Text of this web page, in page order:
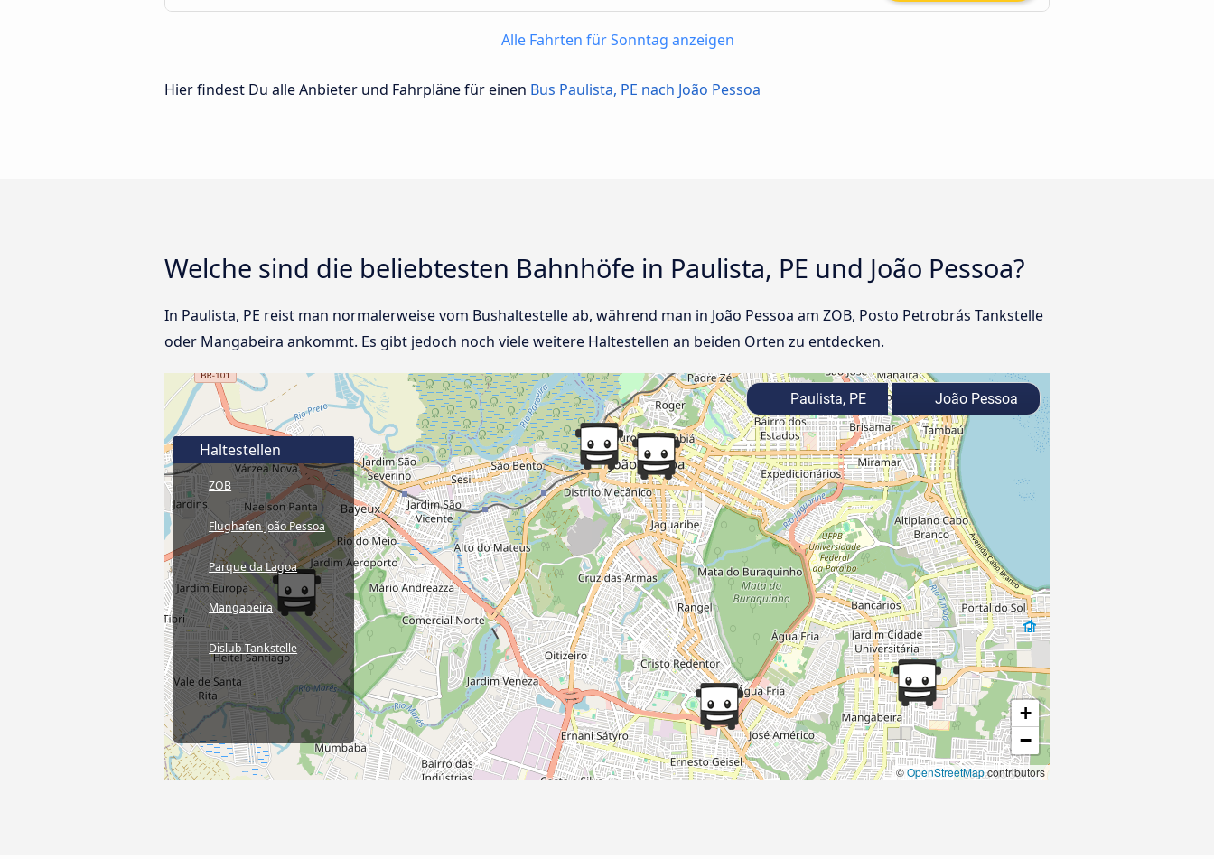
Alle Fahrten für Sonntag anzeigen
Hier findest Du alle Anbieter und Fahrpläne für einen Bus Paulista, PE nach João Pessoa
Welche sind die beliebtesten Bahnhöfe in Paulista, PE und João Pessoa?
In Paulista, PE reist man normalerweise vom Bushaltestelle ab, während man in João Pessoa am ZOB, Posto Petrobrás Tankstelle
oder Mangabeira ankommt. Es gibt jedoch noch viele weitere Haltestellen an beiden Orten zu entdecken.
+
−
©OpenStreetMapcontributors
Haltestellen
ZOB
Flughafen João Pessoa
Parque da Lagoa
Mangabeira
Dislub Tankstelle
Paulista, PE João Pessoa